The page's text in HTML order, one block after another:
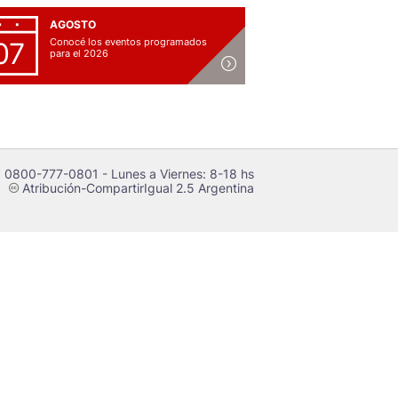
AGOSTO
Conocé los eventos programados
para el 2026
0800-777-0801 - Lunes a Viernes: 8-18 hs
cAtribución-CompartirIgual 2.5 Argentina